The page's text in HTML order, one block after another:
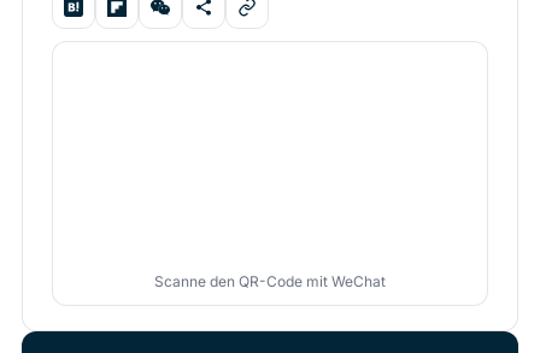
Scanne den QR-Code mit WeChat